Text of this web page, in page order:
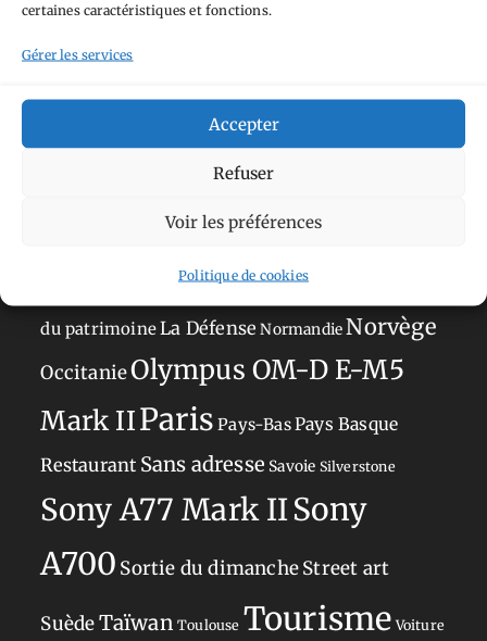
certaines caractéristiques et fonctions.
Gérer les services
Accepter
Refuser
Voir les préférences
Politique de cookies
Aimez-vous bordel
Anti tourisme Belgique
Japon
du patrimoineLa Défense NormandieNorvège
OccitanieOlympus OM-D E-M5
Mark IIParis Pays-BasPays Basque
Restaurant Sans adresse Savoie Silverstone
Sony A77 Mark IISony
A700 Sortie du dimancheStreet art
SuèdeTaïwan Toulouse Tourisme Voiture